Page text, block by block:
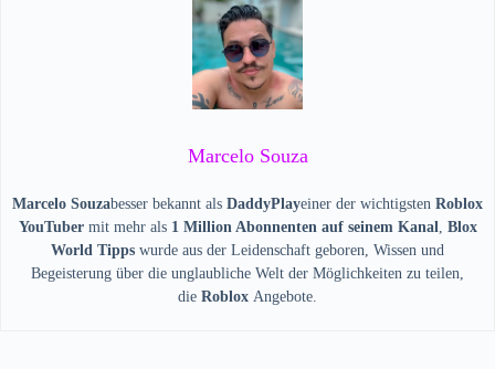
Marcelo Souza
Marcelo Souzabesser bekannt als DaddyPlayeiner der wichtigsten Roblox
YouTubermit mehr als 1 Million Abonnenten auf seinem Kanal, Blox
World Tipps wurde aus der Leidenschaft geboren, Wissen und
Begeisterung über die unglaubliche Welt der Möglichkeiten zu teilen,
die Roblox Angebote.